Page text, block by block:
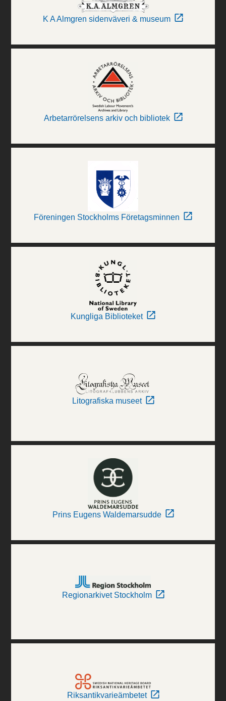
K A Almgren sidenväveri & museum
Arbetarrörelsens arkiv och bibliotek
Föreningen Stockholms Företagsminnen
Kungliga Biblioteket
Litografiska museet
Prins Eugens Waldemarsudde
Regionarkivet Stockholm
Riksantikvarieämbetet